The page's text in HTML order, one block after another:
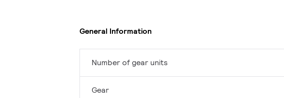
General Information
Number of gear units
Gear